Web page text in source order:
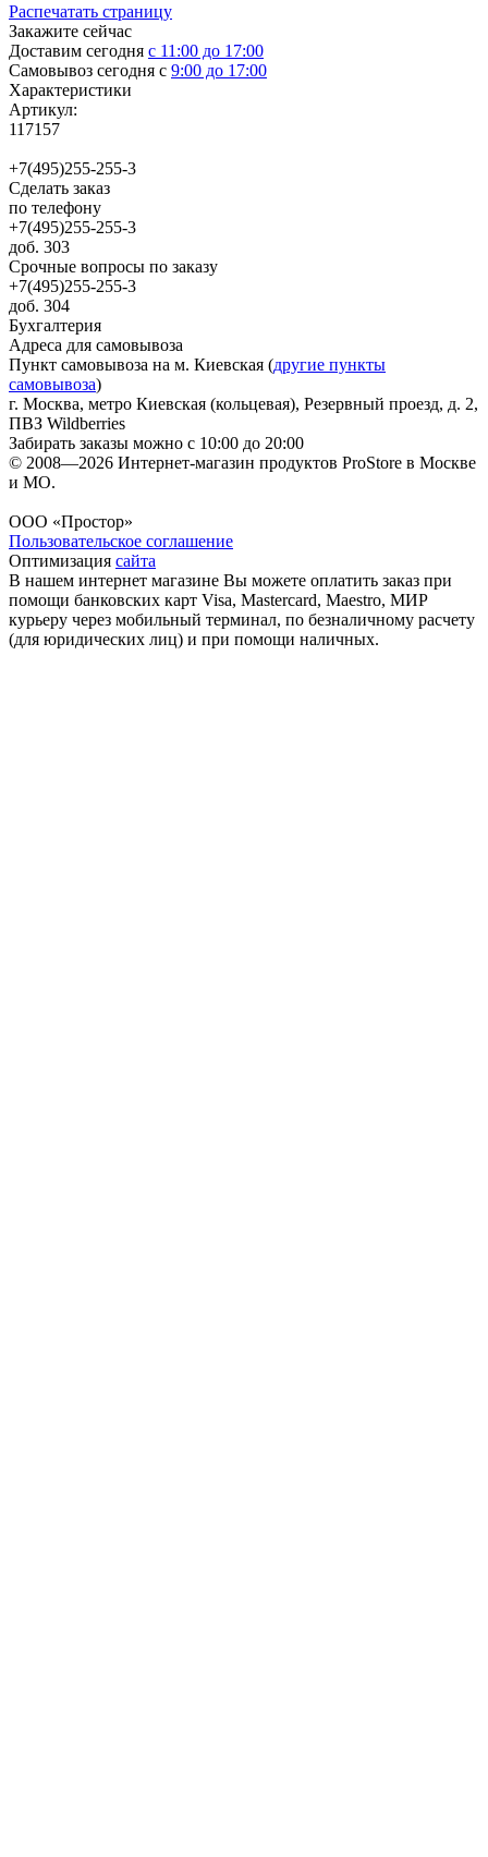
Распечатать страницу
Закажите сейчас
Доставим сегодня с 11:00 до 17:00
Самовывоз сегодня с 9:00 до 17:00
Характеристики
Артикул:
117157
+7(495)255-255-3
Сделать заказ
по телефону
+7(495)255-255-3
доб. 303
Срочные вопросы по заказу
+7(495)255-255-3
доб. 304
Бухгалтерия
Адреса для самовывоза
Пункт самовывоза на м. Киевская (другие пункты
самовывоза)
г. Москва, метро Киевская (кольцевая), Резервный проезд, д. 2,
ПВЗ Wildberries
Забирать заказы можно с 10:00 до 20:00
© 2008—2026 Интернет-магазин продуктов ProStore в Москве
и МО.
ООО «Простор»
Пользовательское соглашение
Оптимизация сайта
В нашем интернет магазине Вы можете оплатить заказ при
помощи банковских карт Visa, Mastercard, Maestro, МИР
курьеру через мобильный терминал, по безналичному расчету
(для юридических лиц) и при помощи наличных.